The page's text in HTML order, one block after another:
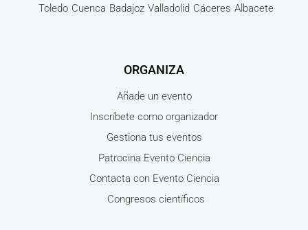
Toledo Cuenca Badajoz Valladolid Cáceres Albacete
ORGANIZA
Añade un evento
Inscríbete como organizador
Gestiona tus eventos
Patrocina Evento Ciencia
Contacta con Evento Ciencia
Congresos científicos